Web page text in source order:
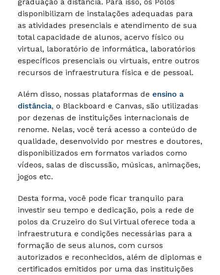
disponibilizam de instalações adequadas para
as atividades presenciais e atendimento de sua
total capacidade de alunos, acervo físico ou
virtual, laboratório de informática, laboratórios
específicos presenciais ou virtuais, entre outros
recursos de infraestrutura física e de pessoal.
Além disso, nossas plataformas de ensino a
distância, o Blackboard e Canvas, são utilizadas
por dezenas de instituições internacionais de
renome. Nelas, você terá acesso a conteúdo de
qualidade, desenvolvido por mestres e doutores,
disponibilizados em formatos variados como
vídeos, salas de discussão, músicas, animações,
jogos etc.
Desta forma, você pode ficar tranquilo para
investir seu tempo e dedicação, pois a rede de
polos da Cruzeiro do Sul Virtual oferece toda a
infraestrutura e condições necessárias para a
formação de seus alunos, com cursos
autorizados e reconhecidos, além de diplomas e
certificados emitidos por uma das instituições